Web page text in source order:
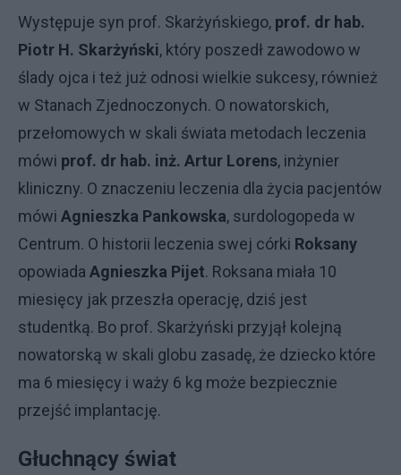
Występuje syn prof. Skarżyńskiego, prof. dr hab.
Piotr H. Skarżyński, który poszedł zawodowo w
ślady ojca i też już odnosi wielkie sukcesy, również
w Stanach Zjednoczonych. O nowatorskich,
przełomowych w skali świata metodach leczenia
mówi prof. dr hab. inż. Artur Lorens, inżynier
kliniczny. O znaczeniu leczenia dla życia pacjentów
mówi Agnieszka Pankowska, surdologopeda w
Centrum. O historii leczenia swej córki Roksany
opowiada Agnieszka Pijet. Roksana miała 10
miesięcy jak przeszła operację, dziś jest
studentką. Bo prof. Skarżyński przyjął kolejną
nowatorską w skali globu zasadę, że dziecko które
ma 6 miesięcy i waży 6 kg może bezpiecznie
przejść implantację.
Głuchnący świat